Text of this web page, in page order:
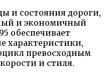
и состояния дороги,
и экономичный
обеспечивает
характеристики,
превосходным
и стиля.